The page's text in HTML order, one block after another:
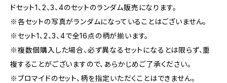
ドセット1、2、3、4のセットのランダム販売になります。
※各セットの写真がランダムになっていることはございません。
※セット1、2、3、4で全16点の柄が揃います。
※複数個購入した場合、必ず異なるセットになるとは限らず、重
複することがございますので、あらかじめご了承ください。
※ブロマイドのセット、柄を指定いただくことはできません。